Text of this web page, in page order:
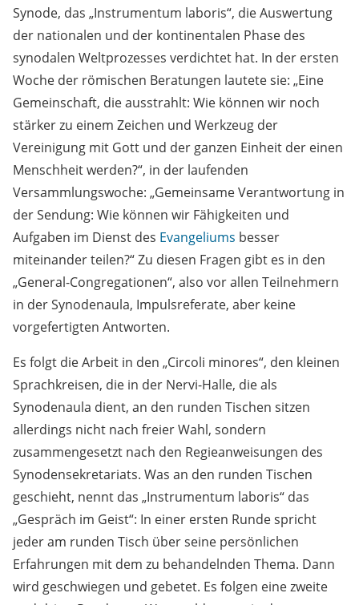
Synode, das „Instrumentum laboris“, die Auswertung
der nationalen und der kontinentalen Phase des
synodalen Weltprozesses verdichtet hat. In der ersten
Woche der römischen Beratungen lautete sie: „Eine
Gemeinschaft, die ausstrahlt: Wie können wir noch
stärker zu einem Zeichen und Werkzeug der
Vereinigung mit Gott und der ganzen Einheit der einen
Menschheit werden?“, in der laufenden
Versammlungswoche: „Gemeinsame Verantwortung in
der Sendung: Wie können wir Fähigkeiten und
Aufgaben im Dienst des Evangeliums besser
miteinander teilen?“ Zu diesen Fragen gibt es in den
„General-Congregationen“, also vor allen Teilnehmern
in der Synodenaula, Impulsreferate, aber keine
vorgefertigten Antworten.
Es folgt die Arbeit in den „Circoli minores“, den kleinen
Sprachkreisen, die in der Nervi-Halle, die als
Synodenaula dient, an den runden Tischen sitzen
allerdings nicht nach freier Wahl, sondern
zusammengesetzt nach den Regieanweisungen des
Synodensekretariats. Was an den runden Tischen
geschieht, nennt das „Instrumentum laboris“ das
„Gespräch im Geist“: In einer ersten Runde spricht
jeder am runden Tisch über seine persönlichen
Erfahrungen mit dem zu behandelnden Thema. Dann
wird geschwiegen und gebetet. Es folgen eine zweite